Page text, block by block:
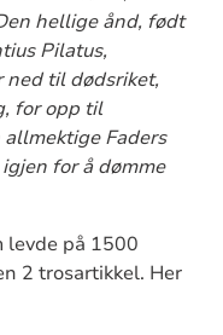
hellige ånd, født
Pilatus,
ned til dødsriket,
for opp til
Faders
for å dømme
levde på 1500
2 trosartikkel. Her